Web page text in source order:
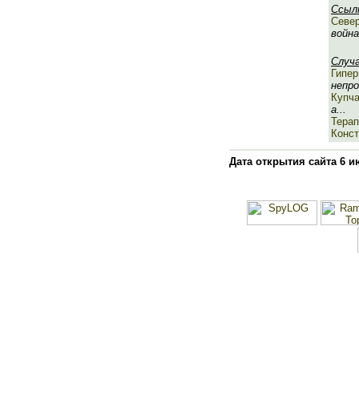
а...
Дата открытия сайта 6